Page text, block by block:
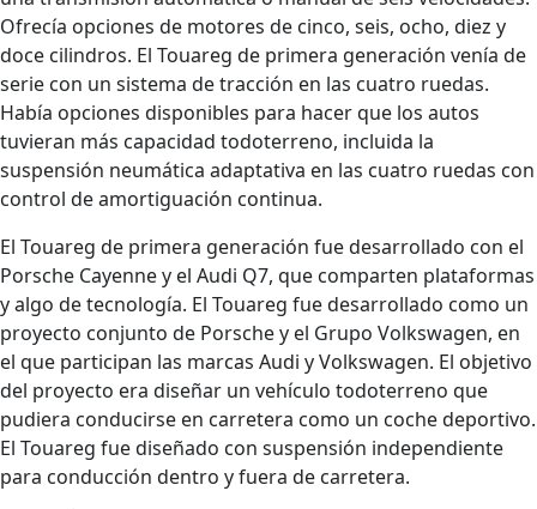
Ofrecía opciones de motores de cinco, seis, ocho, diez y
doce cilindros. El Touareg de primera generación venía de
serie con un sistema de tracción en las cuatro ruedas.
Había opciones disponibles para hacer que los autos
tuvieran más capacidad todoterreno, incluida la
suspensión neumática adaptativa en las cuatro ruedas con
control de amortiguación continua.
El Touareg de primera generación fue desarrollado con el
Porsche Cayenne y el Audi Q7, que comparten plataformas
y algo de tecnología. El Touareg fue desarrollado como un
proyecto conjunto de Porsche y el Grupo Volkswagen, en
el que participan las marcas Audi y Volkswagen. El objetivo
del proyecto era diseñar un vehículo todoterreno que
pudiera conducirse en carretera como un coche deportivo.
El Touareg fue diseñado con suspensión independiente
para conducción dentro y fuera de carretera.